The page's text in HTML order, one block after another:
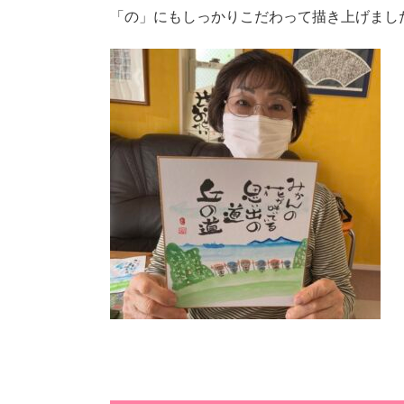
「の」にもしっかりこだわって描き上げまし